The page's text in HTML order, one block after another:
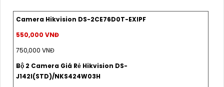
Camera Hikvision DS-2CE76D0T-EXIPF
550,000 VNĐ
750,000 VNĐ
Bộ 2 Camera Giá Rẻ Hikvision DS-
J142I(STD)/NKS424W03H